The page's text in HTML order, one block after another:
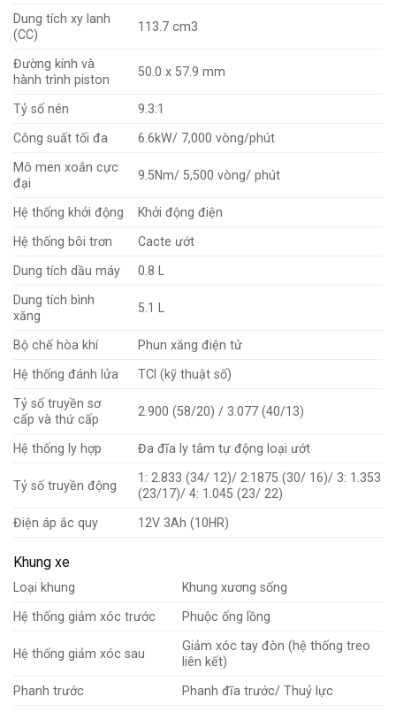
Dung tích xy lanh
(CC)
113.7 cm3
Đường kính và
hành trình piston
50.0 x 57.9 mm
Tỷ số nén 9.3:1
Công suất tối đa 6.6kW/ 7,000 vòng/phút
Mô men xoắn cực
đại
9.5Nm/ 5,500 vòng/ phút
Hệ thống khởi động Khởi động điện
Hệ thống bôi trơn Cacte ướt
Dung tích dầu máy 0.8 L
Dung tích bình
xăng
5.1 L
Bộ chế hòa khí Phun xăng điện tử
Hệ thống đánh lửa TCI (kỹ thuật số)
Tỷ số truyền sơ
cấp và thứ cấp
2.900 (58/20) / 3.077 (40/13)
Hệ thống ly hợp Đa đĩa ly tâm tự động loại ướt
Tỷ số truyền động
1: 2.833 (34/ 12)/ 2:1875 (30/ 16)/ 3: 1.353
(23/17)/ 4: 1.045 (23/ 22)
Điện áp ắc quy 12V 3Ah (10HR)
Khung xe
Loại khung Khung xương sống
Hệ thống giảm xóc trước Phuộc ống lồng
Hệ thống giảm xóc sau
Giảm xóc tay đòn (hệ thống treo
liên kết)
Phanh trước Phanh đĩa trước/ Thuỷ lực